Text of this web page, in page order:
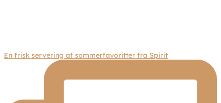
En frisk servering af sommerfavoritter fra Spirit